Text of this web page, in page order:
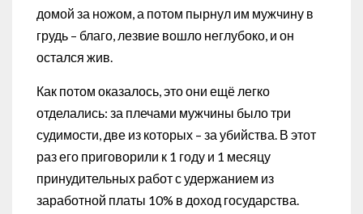
домой за ножом, а потом пырнул им мужчину в
грудь – благо, лезвие вошло неглубоко, и он
остался жив.
Как потом оказалось, это они ещё легко
отделались: за плечами мужчины было три
судимости, две из которых – за убийства. В этот
раз его приговорили к 1 году и 1 месяцу
принудительных работ с удержанием из
заработной платы 10% в доход государства.